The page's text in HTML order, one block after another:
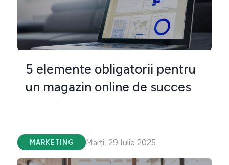
5 elemente obligatorii pentru
un magazin online de succes
MARKETING Marți, 29 Iulie 2025